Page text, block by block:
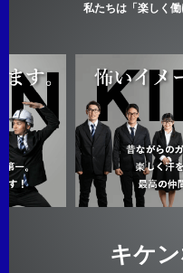
私たちは「楽しく働
キケ